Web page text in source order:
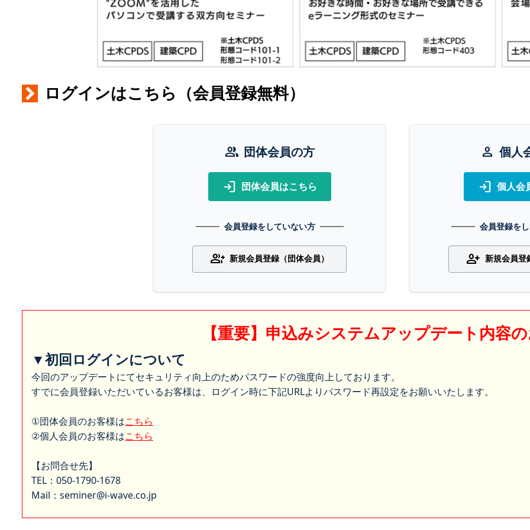
ログインはこちら（会員登録無料）
group 団体会員の方
login 団体会員はこちら
会員登録をしていない方
group_add 新規会員登録（団体会員）
person 個人
login 個人会
会員登録を
person_add 新規会員登
【重要】申込みシステムアップデート内容
▼初回ログインについて
今回のアップデートにてセキュリティ向上のためパスワードの強度向上しております。
すでに会員登録いただいているお客様は、ログイン時に下記URLよりパスワード再設定をお願いいたします。
①団体会員のお客様はこちら
②個人会員のお客様はこちら
【お問合せ先】
TEL：050-1790-1678
Mail：seminer@i-wave.co.jp